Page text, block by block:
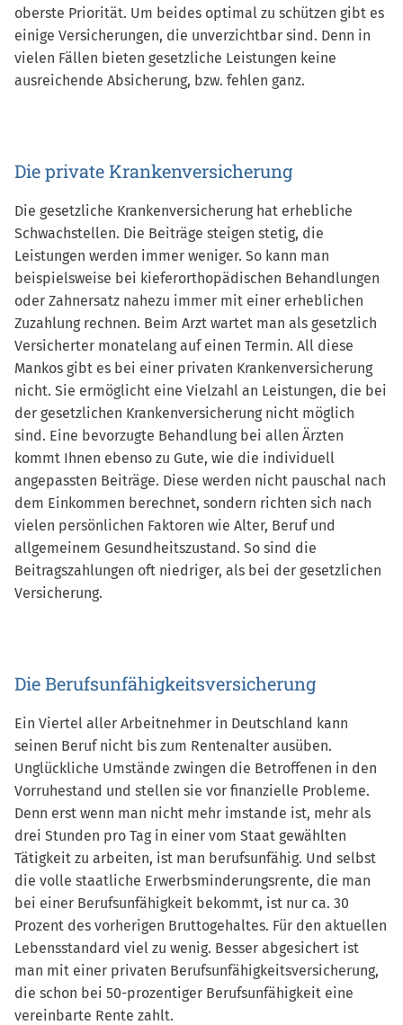
oberste Priorität. Um beides optimal zu schützen gibt es
einige Versicherungen, die unverzichtbar sind. Denn in
vielen Fällen bieten gesetzliche Leistungen keine
ausreichende Absicherung, bzw. fehlen ganz.
Die private Krankenversicherung
Die gesetzliche Krankenversicherung hat erhebliche
Schwachstellen. Die Beiträge steigen stetig, die
Leistungen werden immer weniger. So kann man
beispielsweise bei kieferorthopädischen Behandlungen
oder Zahnersatz nahezu immer mit einer erheblichen
Zuzahlung rechnen. Beim Arzt wartet man als gesetzlich
Versicherter monatelang auf einen Termin. All diese
Mankos gibt es bei einer privaten Krankenversicherung
nicht. Sie ermöglicht eine Vielzahl an Leistungen, die bei
der gesetzlichen Krankenversicherung nicht möglich
sind. Eine bevorzugte Behandlung bei allen Ärzten
kommt Ihnen ebenso zu Gute, wie die individuell
angepassten Beiträge. Diese werden nicht pauschal nach
dem Einkommen berechnet, sondern richten sich nach
vielen persönlichen Faktoren wie Alter, Beruf und
allgemeinem Gesundheitszustand. So sind die
Beitragszahlungen oft niedriger, als bei der gesetzlichen
Versicherung.
Die Berufsunfähigkeitsversicherung
Ein Viertel aller Arbeitnehmer in Deutschland kann
seinen Beruf nicht bis zum Rentenalter ausüben.
Unglückliche Umstände zwingen die Betroffenen in den
Vorruhestand und stellen sie vor finanzielle Probleme.
Denn erst wenn man nicht mehr imstande ist, mehr als
drei Stunden pro Tag in einer vom Staat gewählten
Tätigkeit zu arbeiten, ist man berufsunfähig. Und selbst
die volle staatliche Erwerbsminderungsrente, die man
bei einer Berufsunfähigkeit bekommt, ist nur ca. 30
Prozent des vorherigen Bruttogehaltes. Für den aktuellen
Lebensstandard viel zu wenig. Besser abgesichert ist
man mit einer privaten Berufsunfähigkeitsversicherung,
die schon bei 50-prozentiger Berufsunfähigkeit eine
vereinbarte Rente zahlt.